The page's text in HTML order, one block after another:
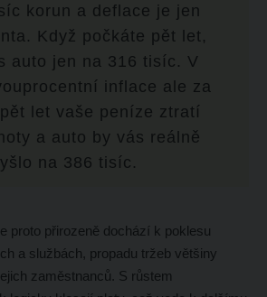
korun a deflace je jen
Když počkáte pět let,
auto jen na 316 tisíc. V
inflace ale za
let vaše peníze ztratí
a auto by vás reálně
na 386 tisíc.
proto přirozeně dochází k poklesu
a službách, propadu tržeb většiny
zaměstnanců. S růstem